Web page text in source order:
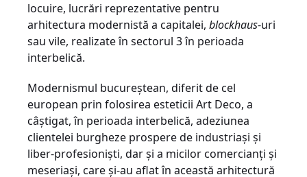
locuire, lucrări reprezentative pentru
arhitectura modernistă a capitalei, blockhaus-uri
sau vile, realizate în sectorul 3 în perioada
interbelică.
Modernismul bucureştean, diferit de cel
european prin folosirea esteticii Art Deco, a
câştigat, în perioada interbelică, adeziunea
clientelei burgheze prospere de industriaşi şi
liber-profesionişti, dar şi a micilor comercianţi şi
meseriaşi, care şi-au aflat în această arhitectură